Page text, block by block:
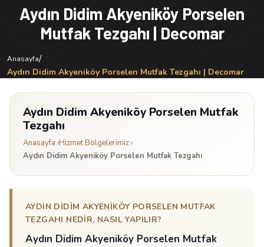
Aydın Didim Akyeniköy Porselen
Mutfak Tezgahı | Decomar
Anasayfa/
Aydın Didim Akyeniköy Porselen Mutfak Tezgahı | Decomar
Aydın Didim Akyeniköy Porselen Mutfak
Tezgahı
Anasayfa ›Hizmet Bölgelerimiz›
Aydın Didim Akyeniköy Porselen Mutfak Tezgahı
AYDIN DIDIM AKYENIKÖY PORSELEN MUTFAK
TEZGAHI NEDIR, NASIL YAPILIR?
Aydın Didim Akyeniköy Porselen Mutfak